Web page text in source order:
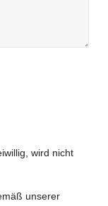
wird nicht
unserer